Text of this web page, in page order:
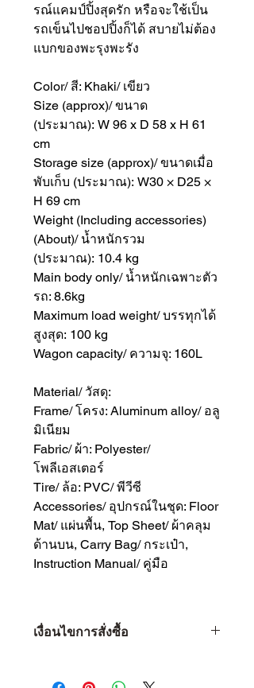
รณ์แคมป์ปิ้งสุดรัก หรือจะใช้เป็น
รถเข็นไปชอปปิ้งก็ได้ สบายไม่ต้อง
แบกของพะรุงพะรัง
Color/ สี: Khaki/ เขียว
Size (approx)/ ขนาด
(ประมาณ): W 96 x D 58 x H 61
cm
Storage size (approx)/ ขนาดเมื่อ
พับเก็บ (ประมาณ): W30 × D25 ×
H 69 cm
Weight (Including accessories)
(About)/ น้ำหนักรวม
(ประมาณ): 10.4 kg
Main body only/ น้ำหนักเฉพาะตัว
รถ: 8.6kg
Maximum load weight/ บรรทุกได้
สูงสุด: 100 kg
Wagon capacity/ ความจุ: 160L
Material/ วัสดุ:
Frame/ โครง: Aluminum alloy/ อลู
มิเนียม
Fabric/ ผ้า: Polyester/
โพลีเอสเตอร์
Tire/ ล้อ: PVC/ พีวีซี
Accessories/ อุปกรณ์ในชุด: Floor
Mat/ แผ่นพื้น, Top Sheet/ ผ้าคลุม
ด้านบน, Carry Bag/ กระเป๋า,
Instruction Manual/ คู่มือ
เงื่อนไขการสั่งซื้อ
1 • จำกัดจำนวน 1 ท่าน ต่อ 1 ชิ้น